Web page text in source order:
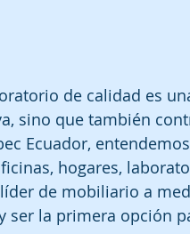
de calidad es
sino que también
Ecuador,
hogares,
de mobiliario a
ser la primera opción